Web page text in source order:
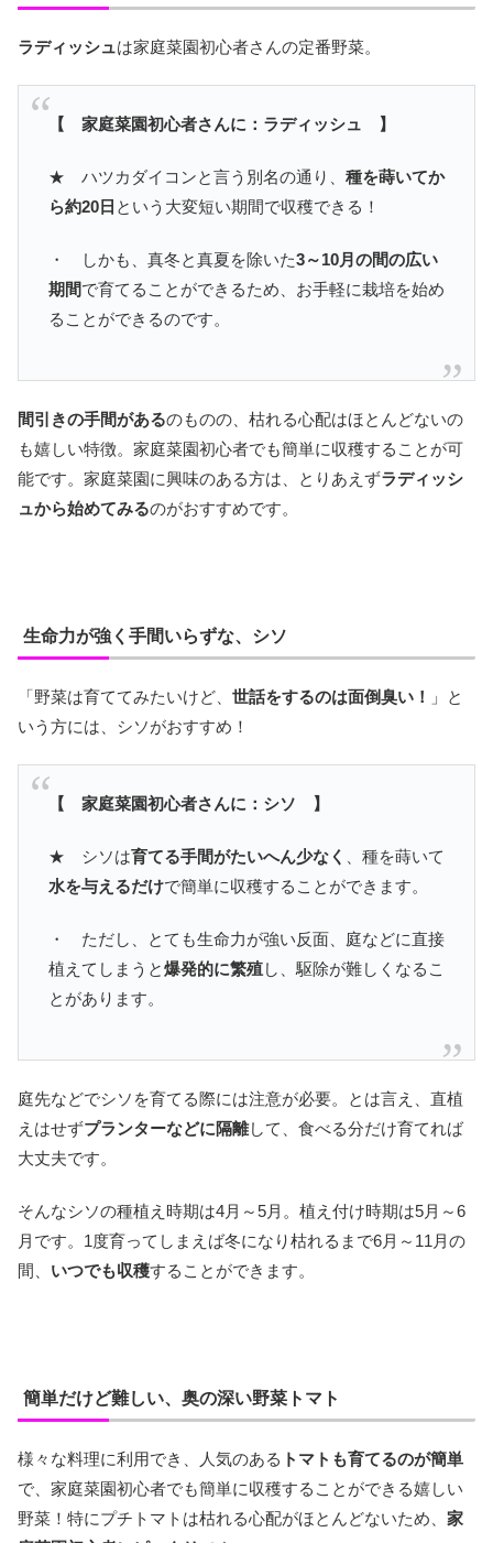
ラディッシュは家庭菜園初心者さんの定番野菜。
【 家庭菜園初心者さんに：ラディッシュ 】
★ ハツカダイコンと言う別名の通り、 種を蒔いてか
ら約20日 という大変短い期間で収穫できる！
・ しかも、真冬と真夏を除いた3～10月の間の広い
期間で育てることができるため、お手軽に栽培を始め
ることができるのです。
間引きの手間があるのものの、枯れる心配はほとんどないの
も嬉しい特徴。家庭菜園初心者でも簡単に収穫することが可
能です。家庭菜園に興味のある方は、とりあえずラディッシ
ュから始めてみるのがおすすめです。
生命力が強く手間いらずな、シソ
「野菜は育ててみたいけど、 世話をするのは面倒臭い！
」と
いう方には、シソがおすすめ！
【 家庭菜園初心者さんに：シソ 】
★ シソは育てる手間がたいへん少なく
、種を蒔いて
水を与えるだけで簡単に収穫することができます。
・ ただし、とても生命力が強い反面、庭などに直接
植えてしまうと爆発的に繁殖し、駆除が難しくなるこ
とがあります。
庭先などでシソを育てる際には注意が必要。とは言え、直植
えはせずプランターなどに隔離して、食べる分だけ育てれば
大丈夫です。
そんなシソの種植え時期は4月～5月。植え付け時期は5月～6
月です。1度育ってしまえば冬になり枯れるまで6月～11月の
間、 いつでも収穫することができます。
簡単だけど難しい、奥の深い野菜トマト
様々な料理に利用でき、人気のある トマトも育てるのが簡単
で、家庭菜園初心者でも簡単に収穫することができる嬉しい
野菜！特にプチトマトは枯れる心配がほとんどないため、 家